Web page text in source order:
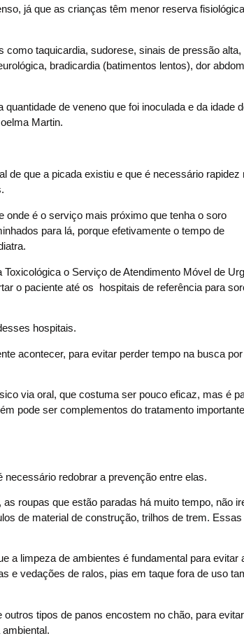
já que as crianças têm menor reserva fisiológica
taquicardia, sudorese, sinais de pressão alta,
bradicardia (batimentos lentos), dor
de veneno que foi inoculada e da idade
Martin.
de que a picada existiu e que é necessário rapidez
onde é o serviço mais próximo que tenha o soro
para lá, porque efetivamente o tempo de
o Serviço de Atendimento Móvel de
o paciente até os hospitais de referência para
hospitais.
acontecer, para evitar perder tempo na busca
via oral, que costuma ser pouco eficaz, mas é
pode ser complementos do tratamento
redobrar a prevenção entre elas.
roupas que estão paradas há muito tempo, não
de material de construção, trilhos de trem.
a limpeza de ambientes é fundamental para evitar
e vedações de ralos, pias em taque fora de uso
tipos de panos encostem no chão, para